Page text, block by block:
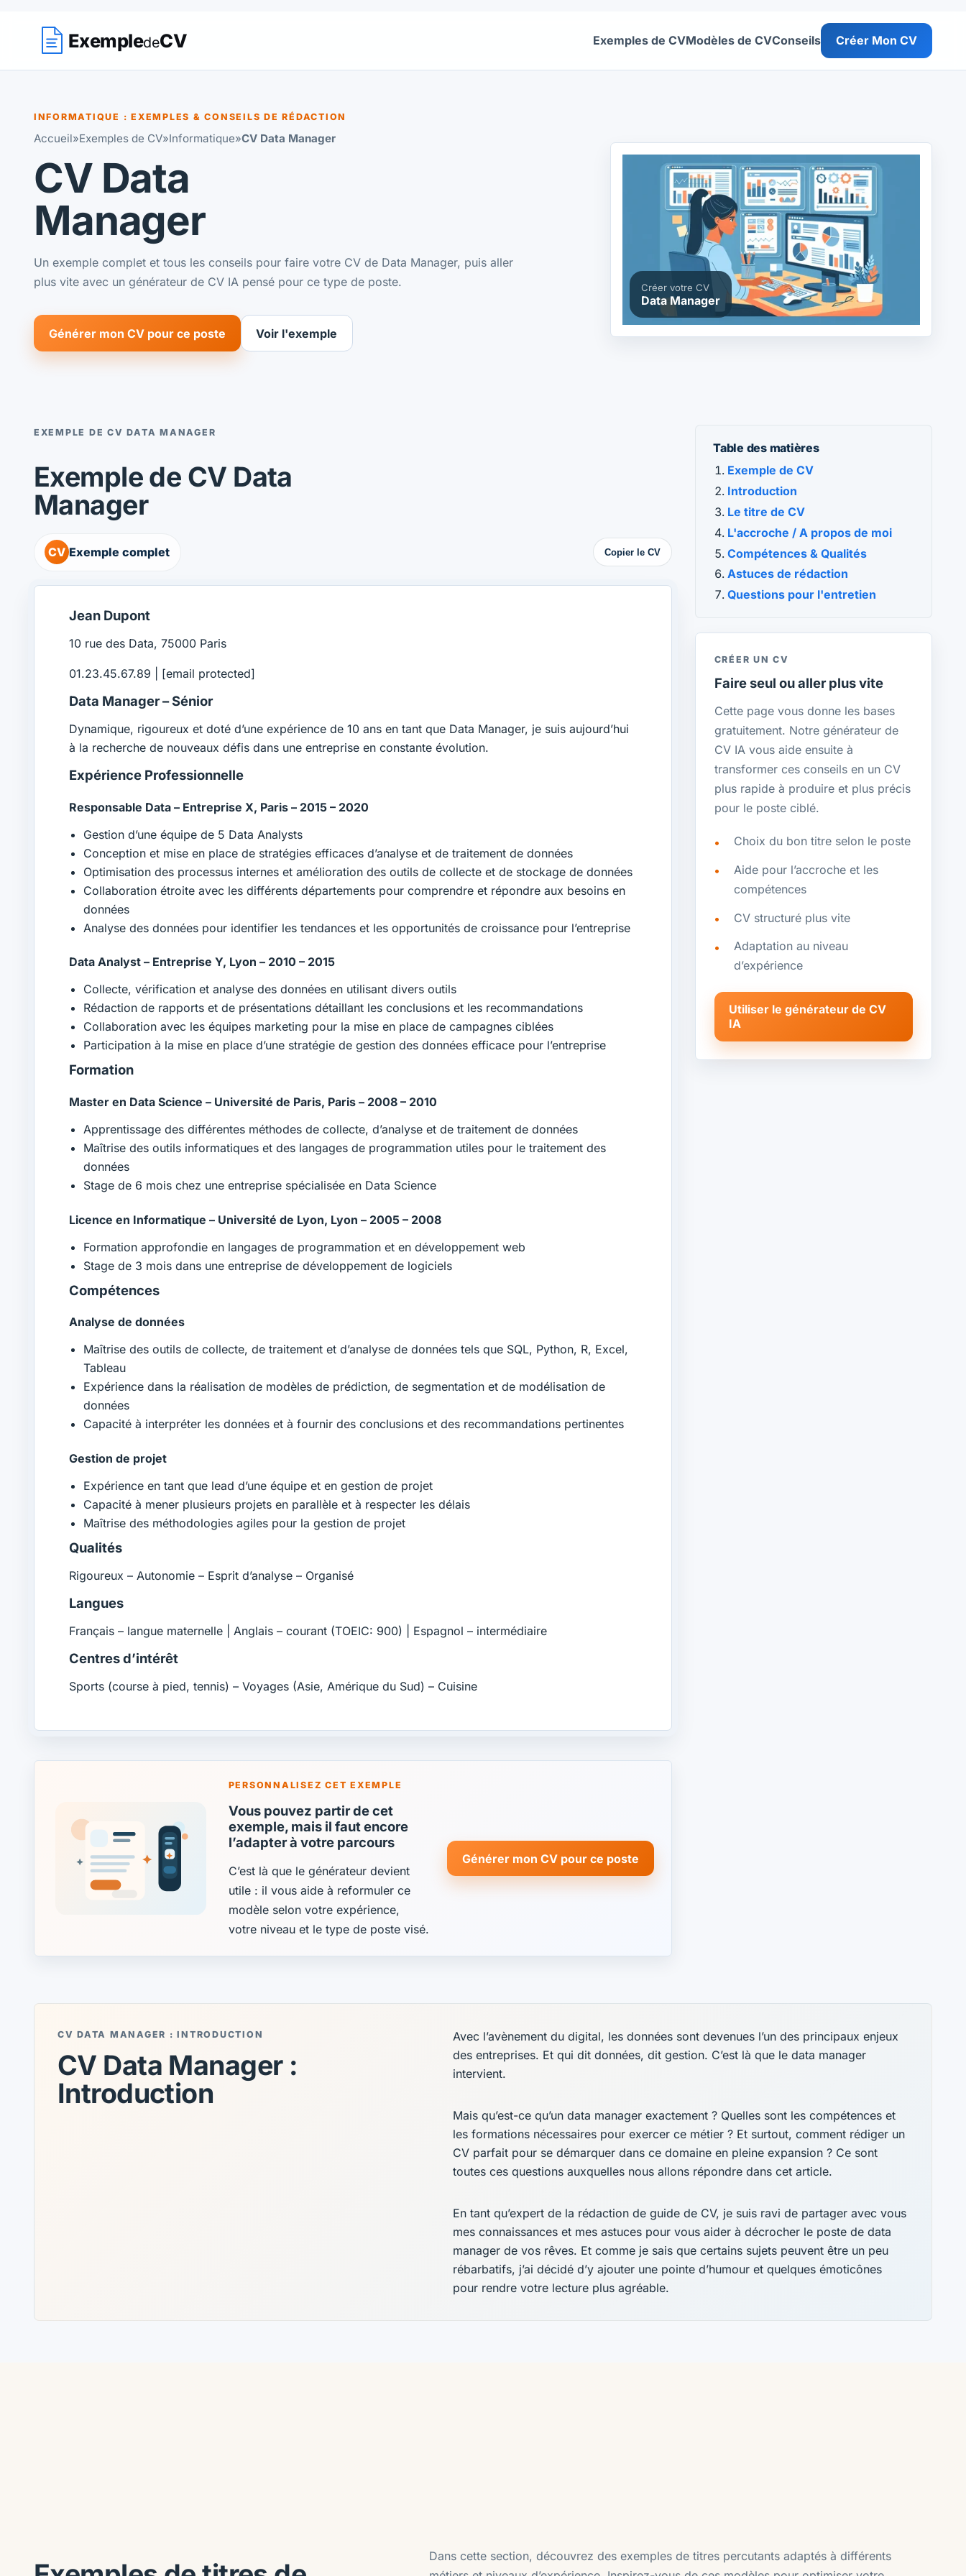
ExempledeCV Exemples de CVModèles de CVConseils Créer Mon CV
INFORMATIQUE : EXEMPLES & CONSEILS DE RÉDACTION
Accueil»Exemples de CV»Informatique»CV Data Manager
CV Data
Manager
Un exemple complet et tous les conseils pour faire votre CV de Data Manager, puis aller
plus vite avec un générateur de CV IA pensé pour ce type de poste.
Générer mon CV pour ce poste Voir l'exemple
Créer votre CV
Data Manager
EXEMPLE DE CV DATA MANAGER
Exemple de CV Data
Manager
CV Exemple complet Copier le CV
Jean Dupont
10 rue des Data, 75000 Paris
01.23.45.67.89 | [email protected]
Data Manager – Sénior
Dynamique, rigoureux et doté d’une expérience de 10 ans en tant que Data Manager, je suis aujourd’hui
à la recherche de nouveaux défis dans une entreprise en constante évolution.
Expérience Professionnelle
Responsable Data – Entreprise X, Paris – 2015 – 2020
Gestion d’une équipe de 5 Data Analysts
Conception et mise en place de stratégies efficaces d’analyse et de traitement de données
Optimisation des processus internes et amélioration des outils de collecte et de stockage de données
Collaboration étroite avec les différents départements pour comprendre et répondre aux besoins en
données
Analyse des données pour identifier les tendances et les opportunités de croissance pour l’entreprise
Data Analyst – Entreprise Y, Lyon – 2010 – 2015
Collecte, vérification et analyse des données en utilisant divers outils
Rédaction de rapports et de présentations détaillant les conclusions et les recommandations
Collaboration avec les équipes marketing pour la mise en place de campagnes ciblées
Participation à la mise en place d’une stratégie de gestion des données efficace pour l’entreprise
Formation
Master en Data Science – Université de Paris, Paris – 2008 – 2010
Apprentissage des différentes méthodes de collecte, d’analyse et de traitement de données
Maîtrise des outils informatiques et des langages de programmation utiles pour le traitement des
données
Stage de 6 mois chez une entreprise spécialisée en Data Science
Licence en Informatique – Université de Lyon, Lyon – 2005 – 2008
Formation approfondie en langages de programmation et en développement web
Stage de 3 mois dans une entreprise de développement de logiciels
Compétences
Analyse de données
Maîtrise des outils de collecte, de traitement et d’analyse de données tels que SQL, Python, R, Excel,
Tableau
Expérience dans la réalisation de modèles de prédiction, de segmentation et de modélisation de
données
Capacité à interpréter les données et à fournir des conclusions et des recommandations pertinentes
Gestion de projet
Expérience en tant que lead d’une équipe et en gestion de projet
Capacité à mener plusieurs projets en parallèle et à respecter les délais
Maîtrise des méthodologies agiles pour la gestion de projet
Qualités
Rigoureux – Autonomie – Esprit d’analyse – Organisé
Langues
Français – langue maternelle | Anglais – courant (TOEIC: 900) | Espagnol – intermédiaire
Centres d’intérêt
Sports (course à pied, tennis) – Voyages (Asie, Amérique du Sud) – Cuisine
PERSONNALISEZ CET EXEMPLE
Vous pouvez partir de cet
exemple, mais il faut encore
l’adapter à votre parcours
C’est là que le générateur devient
utile : il vous aide à reformuler ce
modèle selon votre expérience,
votre niveau et le type de poste visé.
Générer mon CV pour ce poste
Table des matières
Exemple de CV
Introduction
Le titre de CV
L'accroche / A propos de moi
Compétences & Qualités
Astuces de rédaction
Questions pour l'entretien
CRÉER UN CV
Faire seul ou aller plus vite
Cette page vous donne les bases
gratuitement. Notre générateur de
CV IA vous aide ensuite à
transformer ces conseils en un CV
plus rapide à produire et plus précis
pour le poste ciblé.
Choix du bon titre selon le poste
Aide pour l’accroche et les
compétences
CV structuré plus vite
Adaptation au niveau
d’expérience
Utiliser le générateur de CV
IA
CV DATA MANAGER : INTRODUCTION
CV Data Manager :
Introduction
Avec l’avènement du digital, les données sont devenues l’un des principaux enjeux
des entreprises. Et qui dit données, dit gestion. C’est là que le data manager
intervient.
Mais qu’est-ce qu’un data manager exactement ? Quelles sont les compétences et
les formations nécessaires pour exercer ce métier ? Et surtout, comment rédiger un
CV parfait pour se démarquer dans ce domaine en pleine expansion ? Ce sont
toutes ces questions auxquelles nous allons répondre dans cet article.
En tant qu’expert de la rédaction de guide de CV, je suis ravi de partager avec vous
mes connaissances et mes astuces pour vous aider à décrocher le poste de data
manager de vos rêves. Et comme je sais que certains sujets peuvent être un peu
rébarbatifs, j’ai décidé d’y ajouter une pointe d’humour et quelques émoticônes
pour rendre votre lecture plus agréable.
Dans cette section, découvrez des exemples de titres percutants adaptés à différents